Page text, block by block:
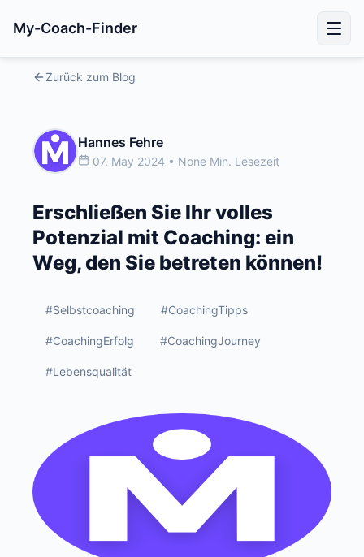
My-Coach-Finder
Zurück zum Blog
Hannes Fehre
07. May 2024 • None Min. Lesezeit
Erschließen Sie Ihr volles
Potenzial mit Coaching: ein
Weg, den Sie betreten können!
#Selbstcoaching #CoachingTipps
#CoachingErfolg #CoachingJourney
#Lebensqualität